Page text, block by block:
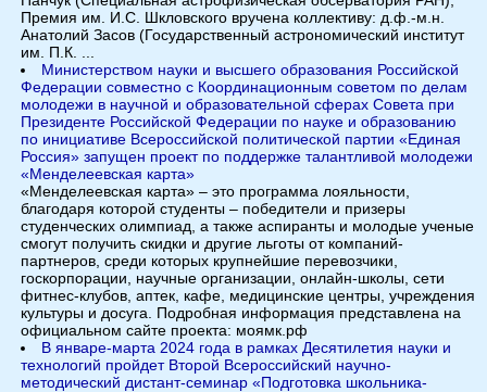
Премия им. И.С. Шкловского вручена коллективу: д.ф.-м.н.
Анатолий Засов (Государственный астрономический институт
им. П.К. ...
Министерством науки и высшего образования Российской
Федерации совместно с Координационным советом по делам
молодежи в научной и образовательной сферах Совета при
Президенте Российской Федерации по науке и образованию
по инициативе Всероссийской политической партии «Единая
Россия» запущен проект по поддержке талантливой молодежи
«Менделеевская карта»
«Менделеевская карта» – это программа лояльности,
благодаря которой студенты – победители и призеры
студенческих олимпиад, а также аспиранты и молодые ученые
смогут получить скидки и другие льготы от компаний-
партнеров, среди которых крупнейшие перевозчики,
госкорпорации, научные организации, онлайн-школы, сети
фитнес-клубов, аптек, кафе, медицинские центры, учреждения
культуры и досуга. Подробная информация представлена на
официальном сайте проекта: моямк.рф
В январе-марта 2024 года в рамках Десятилетия науки и
технологий пройдет Второй Всероссийский научно-
методический дистант-семинар «Подготовка школьника-